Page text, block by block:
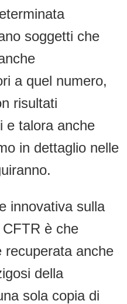
soggetti che
a quel numero,
risultati
e talora anche
in dettaglio nelle
innovativa sulla
è che
recuperata anche
della
sola copia di